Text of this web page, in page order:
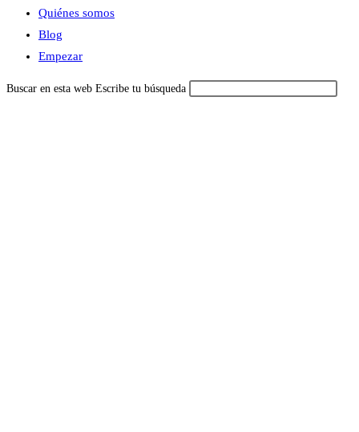
Quiénes somos
Blog
Empezar
Buscar en esta web Escribe tu búsqueda